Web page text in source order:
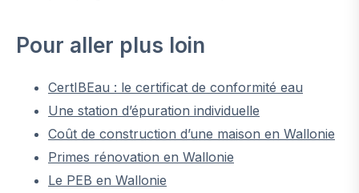
Pour aller plus loin
CertIBEau : le certificat de conformité eau
Une station d’épuration individuelle
Coût de construction d’une maison en Wallonie
Primes rénovation en Wallonie
Le PEB en Wallonie